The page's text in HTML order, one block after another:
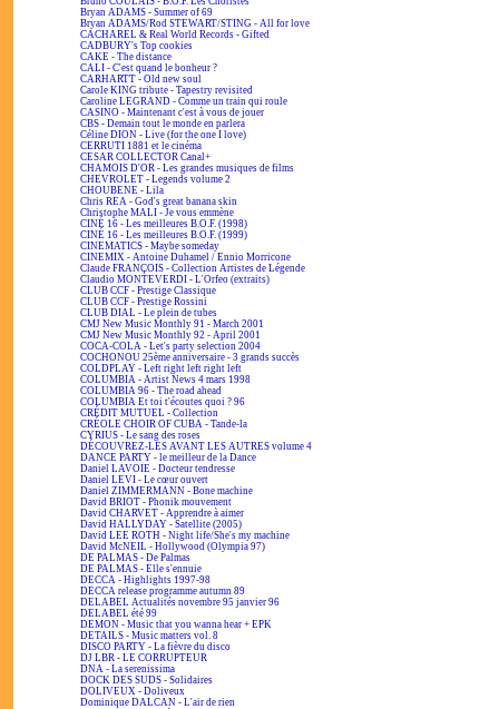
Bryan ADAMS - Summer of 69
Bryan ADAMS/Rod STEWART/STING - All for love
CACHAREL & Real World Records - Gifted
CADBURY's Top cookies
CAKE - The distance
CALI - C'est quand le bonheur ?
CARHARTT - Old new soul
Carole KING tribute - Tapestry revisited
Caroline LEGRAND - Comme un train qui roule
CASINO - Maintenant c'est à vous de jouer
CBS - Demain tout le monde en parlera
Céline DION - Live (for the one I love)
CERRUTI 1881 et le cinéma
CESAR COLLECTOR Canal+
CHAMOIS D'OR - Les grandes musiques de films
CHEVROLET - Legends volume 2
CHOUBENE - Lila
Chris REA - God's great banana skin
Christophe MALI - Je vous emmène
CINÉ 16 - Les meilleures B.O.F. (1998)
CINÉ 16 - Les meilleures B.O.F. (1999)
CINEMATICS - Maybe someday
CINEMIX - Antoine Duhamel / Ennio Morricone
Claude FRANÇOIS - Collection Artistes de Légende
Claudio MONTEVERDI - L'Orfeo (extraits)
CLUB CCF - Prestige Classique
CLUB CCF - Prestige Rossini
CLUB DIAL - Le plein de tubes
CMJ New Music Monthly 91 - March 2001
CMJ New Music Monthly 92 - April 2001
COCA-COLA - Let's party selection 2004
COCHONOU 25ème anniversaire - 3 grands succès
COLDPLAY - Left right left right left
COLUMBIA - Artist News 4 mars 1998
COLUMBIA 96 - The road ahead
COLUMBIA Et toi t'écoutes quoi ? 96
CRÉDIT MUTUEL - Collection
CRÉOLE CHOIR OF CUBA - Tande-la
CYRIUS - Le sang des roses
DÉCOUVREZ-LES AVANT LES AUTRES volume 4
DANCE PARTY - le meilleur de la Dance
Daniel LAVOIE - Docteur tendresse
Daniel LEVI - Le cœur ouvert
Daniel ZIMMERMANN - Bone machine
David BRIOT - Phonik mouvement
David CHARVET - Apprendre à aimer
David HALLYDAY - Satellite (2005)
David LEE ROTH - Night life/She's my machine
David McNEIL - Hollywood (Olympia 97)
DE PALMAS - De Palmas
DE PALMAS - Elle s'ennuie
DECCA - Highlights 1997-98
DECCA release programme autumn 89
DELABEL Actualités novembre 95 janvier 96
DELABEL été 99
DEMON - Music that you wanna hear + EPK
DETAILS - Music matters vol. 8
DISCO PARTY - La fièvre du disco
DJ LBR - LE CORRUPTEUR
DNA - La serenissima
DOCK DES SUDS - Solidaires
DOLIVEUX - Doliveux
Dominique DALCAN - L'air de rien